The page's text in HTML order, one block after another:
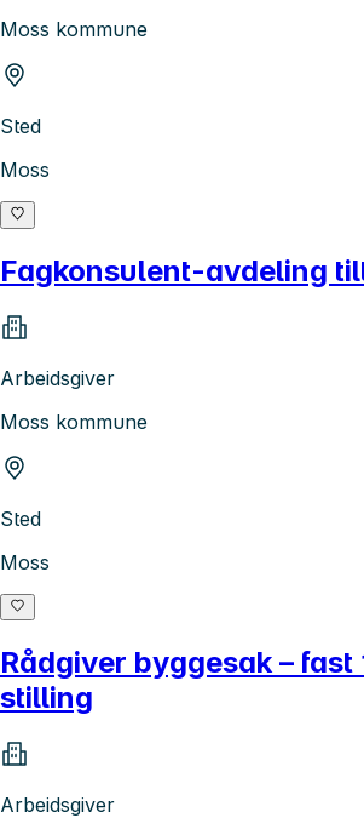
Moss kommune
Sted
Moss
Fagkonsulent-avdeling
Arbeidsgiver
Moss kommune
Sted
Moss
Rådgiver byggesak – fast
stilling
Arbeidsgiver